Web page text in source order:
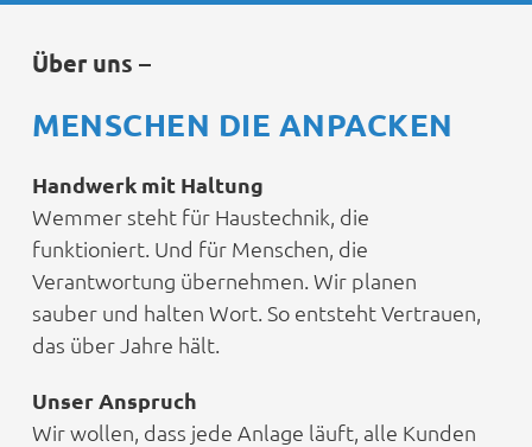
Über uns –
MENSCHEN DIE ANPACKEN
Handwerk mit Haltung
Wemmer steht für Haustechnik, die
funktioniert. Und für Menschen, die
Verantwortung übernehmen. Wir planen
sauber und halten Wort. So entsteht Vertrauen,
das über Jahre hält.
Unser Anspruch
Wir wollen, dass jede Anlage läuft, alle Kunden